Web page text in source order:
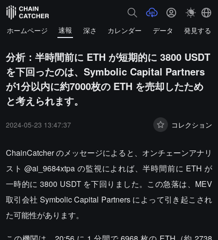
ホームページ 速報 深さ カレンダー データ 発見する
分析：半時間前に ETH が短期的に 3800 USDT
を下回ったのは、Symbolic Capital Partners
が1分以内に約7000枚の ETH を売却したため
と考えられます。
2024-05-23 13:47:37 コレクション
ChainCatcher のメッセージによると、オンチェーンアナリ
スト @ai_9684xtpa の監視によれば、半時間前に ETH が
一時的に 3800 USDT を下回りました。この急落は、MEV
取引会社 Symbolic Capital Partners によって引き起こされ
た可能性があります。